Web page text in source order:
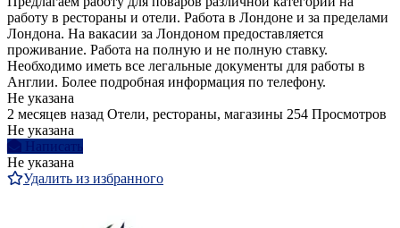
работу в рестораны и отели. Работа в Лондоне и за пределами
Лондона. На вакасии за Лондоном предоставляется
проживание. Работа на полную и не полную ставку.
Необходимо иметь все легальные документы для работы в
Англии. Более подробная информация по телефону.
Не указана
2 месяцев назад Отели, рестораны, магазины 254 Просмотров
Не указана
Написать
Не указана
Удалить из избранного